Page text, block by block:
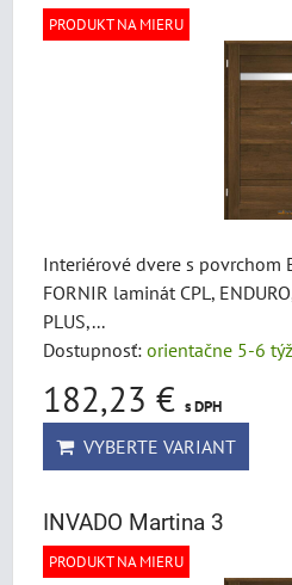
PRODUKT NA MIERU
Interiérové dvere s povrchom
FORNIR laminát CPL,
PLUS,...
Dostupnosť: orientačne 5-6
182,23 € s DPH
VYBERTE VARIANT
INVADO Martina 3
PRODUKT NA MIERU